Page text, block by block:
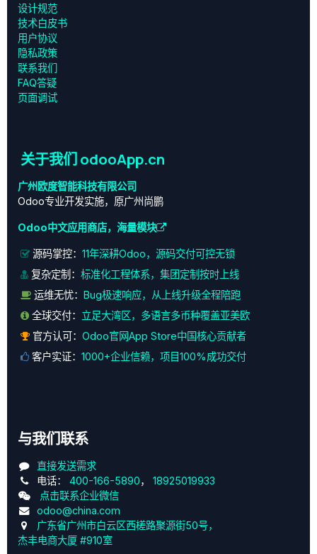
设计规范
技术白皮书
用户协议
‎隐私政策‎
联系我们
FAQ答疑
页面调试
关于我们 odooApp.cn
广州欧度智能科技有限公司
Odoo专业开发实施，原广州尚鹏
Odoo中文应用商店，海量模块
源码掌控： 11年深耕Odoo，源码交付可控无锁
复杂定制： 标准化工程体系，集团定制按时上线
运维无忧： Bug极速响应，从上线升级全程陪跑
全球交付： 立足大湾区，多语言多币种覆盖亚美欧
官方认可： Odoo官网App Store中国核心贡献者
客户实证： 1000+企业信赖，项目100%成功交付
与我们联系
直接发送需求
电话： 400-166-5890， 18925019933
点击联系企业微信
odoo@china.com
广东省广州市白云区西槎路聚源街50号，
杰丰电商大厦 #910室